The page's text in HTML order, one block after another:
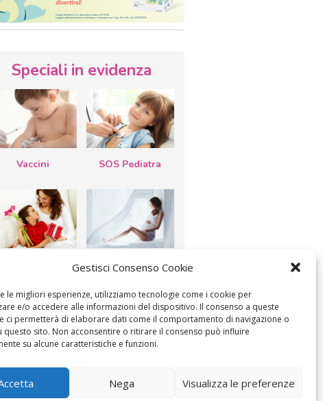
Gestisci Consenso Cookie
le migliori esperienze, utilizziamo tecnologie come i cookie per
e/o accedere alle informazioni del dispositivo. Il consenso a queste
ci permetterà di elaborare dati come il comportamento di navigazione o
questo sito. Non acconsentire o ritirare il consenso può influire
su alcune caratteristiche e funzioni.
Nega Visualizza le preferenze
Speciali in evidenza
Vaccini SOS Pediatra
lavoretti,
filastrocche
Le settimane di
gravidanza
IL CONSENSO COOKIE POLICY (UE)